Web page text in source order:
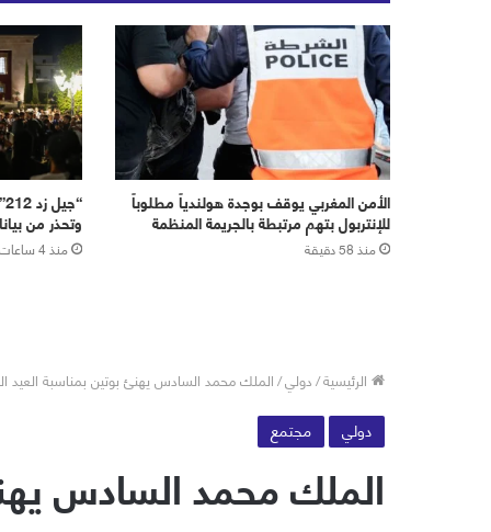
الأمن المغربي يوقف بوجدة هولندياً مطلوباً
للإنتربول بتهم مرتبطة بالجريمة المنظمة
منذ 58 دقيقة
وتحذر من
منذ 4 ساعات